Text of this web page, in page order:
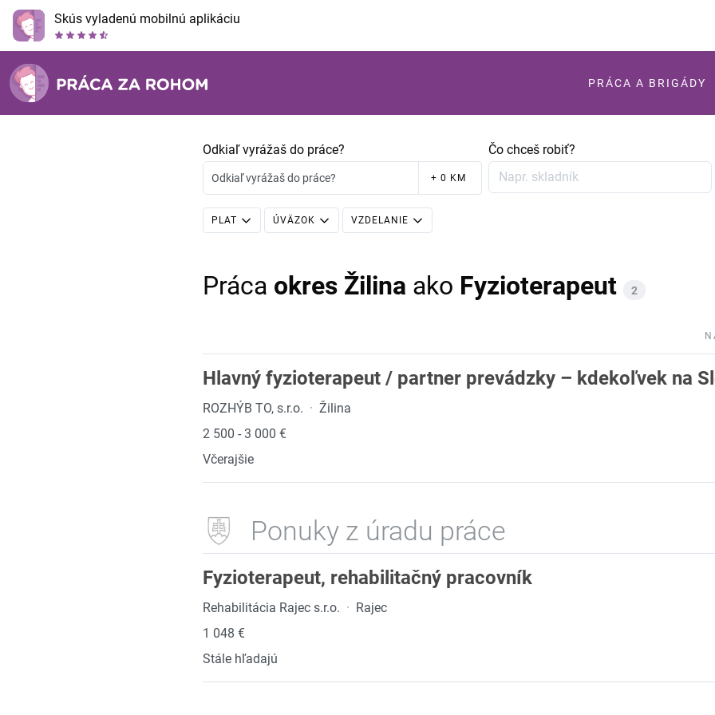
Skús vyladenú mobilnú aplikáciu
PRÁCA A BRIGÁDY
Odkiaľ vyrážaš do práce?
Odkiaľ vyrážaš do práce? + 0 KM
Čo chceš robiť?
PLAT ÚVÄZOK VZDELANIE
Práca okres Žilina ako Fyzioterapeut 2
Hlavný fyzioterapeut / partner prevádzky – kdekoľvek na
ROZHÝB TO, s.r.o. · Žilina
2 500 - 3 000 €
Včerajšie
Ponuky z úradu práce
Fyzioterapeut, rehabilitačný pracovník
Rehabilitácia Rajec s.r.o. · Rajec
1 048 €
Stále hľadajú